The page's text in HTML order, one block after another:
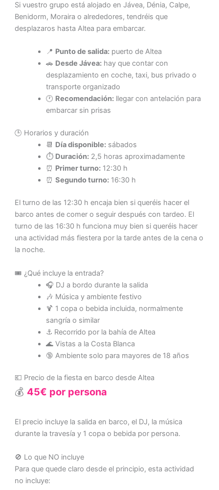
Si vuestro grupo está alojado en Jávea, Dénia, Calpe,
Benidorm, Moraira o alrededores, tendréis que
desplazaros hasta Altea para embarcar.
📍 Punto de salida:puerto de Altea
🚗 Desde Jávea:hay que contar con
desplazamiento en coche, taxi, bus privado o
transporte organizado
🕐 Recomendación:llegar con antelación para
embarcar sin prisas
🕒 Horarios y duración
📆 Día disponible:sábados
⏱️ Duración:2,5 horas aproximadamente
⏰ Primer turno:12:30 h
⏰ Segundo turno:16:30 h
El turno de las 12:30 h encaja bien si queréis hacer el
barco antes de comer o seguir después con tardeo. El
turno de las 16:30 h funciona muy bien si queréis hacer
una actividad más fiestera por la tarde antes de la cena o
la noche.
🎟️ ¿Qué incluye la entrada?
🎧 DJ a bordo durante la salida
🎶 Música y ambiente festivo
🍹 1 copa o bebida incluida, normalmente
sangría o similar
⚓ Recorrido por la bahía de Altea
🌊 Vistas a la Costa Blanca
🔞 Ambiente solo para mayores de 18 años
💶 Precio de la fiesta en barco desde Altea
💰 45€ por persona
El precio incluye la salida en barco, el DJ, la música
durante la travesía y 1 copa o bebida por persona.
🚫 Lo que NO incluye
Para que quede claro desde el principio, esta actividad
no incluye: